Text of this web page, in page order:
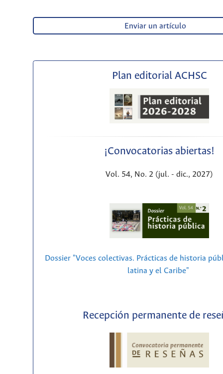
Enviar un artículo
Plan editorial ACHSC
¡Convocatorias abiertas!
Vol. 54, No. 2 (jul. - dic., 2027)
Dossier "Voces colectivas. Prácticas de historia
latina y el Caribe"
Recepción permanente de